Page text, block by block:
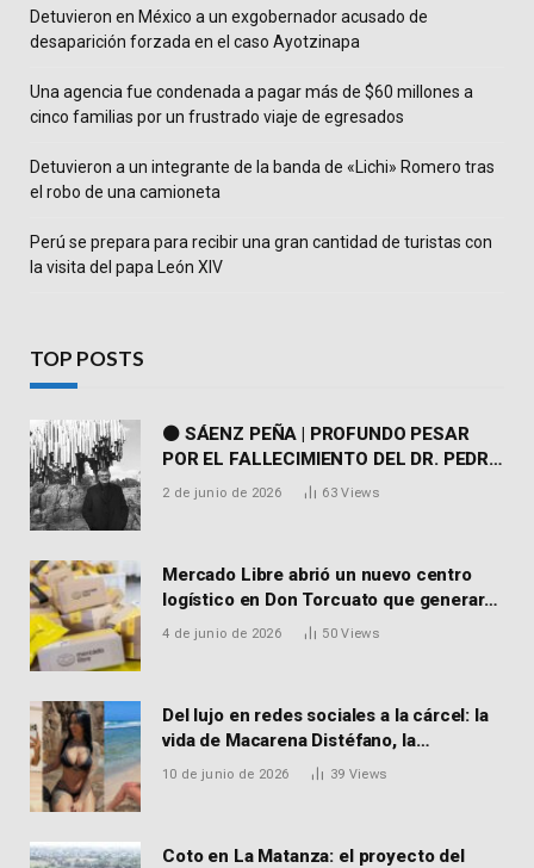
Detuvieron en México a un exgobernador acusado de
desaparición forzada en el caso Ayotzinapa
Una agencia fue condenada a pagar más de $60 millones a
cinco familias por un frustrado viaje de egresados
Detuvieron a un integrante de la banda de «Lichi» Romero tras
el robo de una camioneta
Perú se prepara para recibir una gran cantidad de turistas con
la visita del papa León XIV
TOP POSTS
⚫ SÁENZ PEÑA | PROFUNDO PESAR
POR EL FALLECIMIENTO DEL DR. PEDRO
MARTORELL
2 de junio de 2026 63Views
Mercado Libre abrió un nuevo centro
logístico en Don Torcuato que generará
900 empleos: cómo enviar el CV
4 de junio de 2026 50Views
Del lujo en redes sociales a la cárcel: la
vida de Macarena Distéfano, la
influencer de San Martín acusada de
10 de junio de 2026 39 Views
Coto en La Matanza: el proyecto del